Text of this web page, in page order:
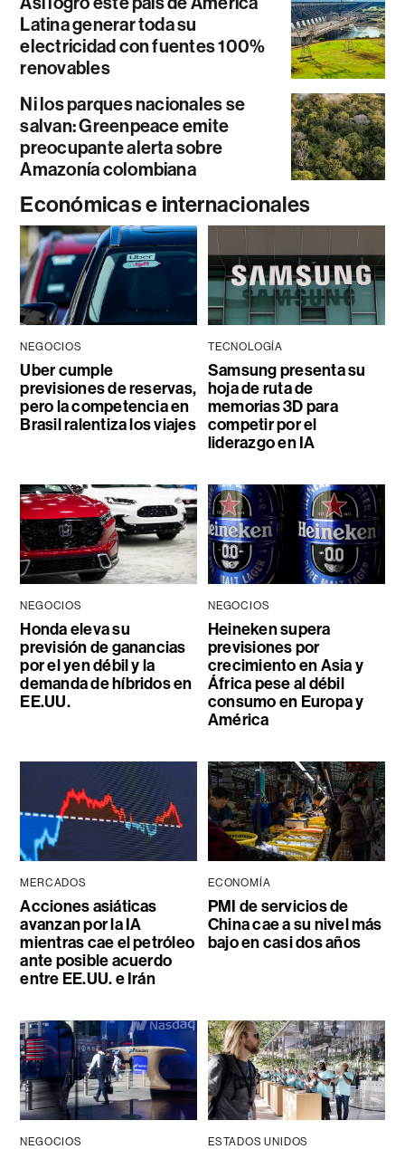
Latina generar toda su
electricidad con fuentes 100%
renovables
Ni los parques nacionales se
salvan: Greenpeace emite
preocupante alerta sobre
Amazonía colombiana
Económicas e internacionales
NEGOCIOS
Uber cumple
previsiones de reservas,
pero la competencia en
Brasil ralentiza los viajes
TECNOLOGÍA
Samsung presenta su
hoja de ruta de
memorias 3D para
competir por el
liderazgo en IA
NEGOCIOS
Honda eleva su
previsión de ganancias
por el yen débil y la
demanda de híbridos en
EE.UU.
NEGOCIOS
Heineken supera
previsiones por
crecimiento en Asia y
África pese al débil
consumo en Europa y
América
MERCADOS
Acciones asiáticas
avanzan por la IA
mientras cae el petróleo
ante posible acuerdo
entre EE.UU. e Irán
ECONOMÍA
PMI de servicios de
China cae a su nivel más
bajo en casi dos años
NEGOCIOS ESTADOS UNIDOS